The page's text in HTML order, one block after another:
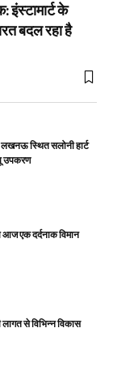
के
बदल रहा है
स्थित सलोनी हार्ट
उपकरण
आज एक दर्दनाक विमान
से विभिन्न विकास